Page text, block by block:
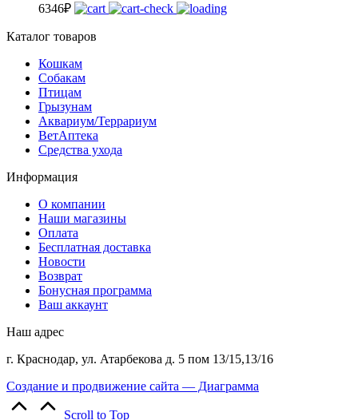
6346₽
Каталог товаров
Кошкам
Собакам
Птицам
Грызунам
Аквариум/Террариум
ВетАптека
Средства ухода
Информация
О компании
Наши магазины
Оплата
Бесплатная доставка
Новости
Возврат
Бонусная программа
Ваш аккаунт
Наш адрес
г. Краснодар, ул. Атарбекова д. 5 пом 13/15,13/16
Создание и продвижение сайта — Диаграмма
Scroll to Top